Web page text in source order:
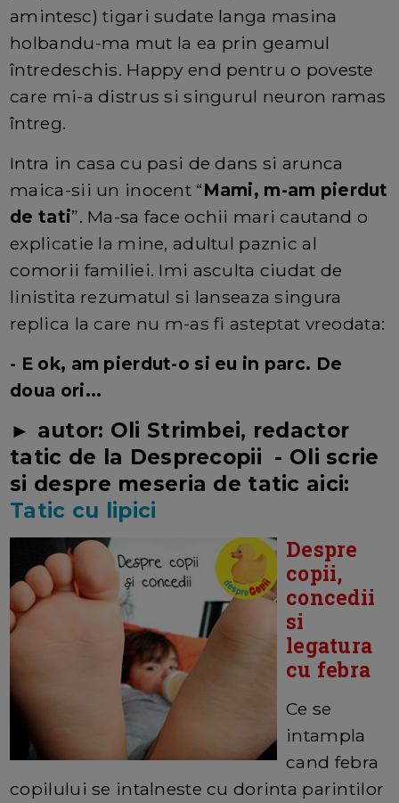
amintesc) tigari sudate langa masina
holbandu-ma mut la ea prin geamul
întredeschis. Happy end pentru o poveste
care mi-a distrus si singurul neuron ramas
întreg.
Intra in casa cu pasi de dans si arunca
maica-sii un inocent “Mami, m-am pierdut
de tati”. Ma-sa face ochii mari cautand o
explicatie la mine, adultul paznic al
comorii familiei. Imi asculta ciudat de
linistita rezumatul si lanseaza singura
replica la care nu m-as fi asteptat vreodata:
- E ok, am pierdut-o si eu in parc. De
doua ori...
► autor: Oli Strimbei, redactor
tatic de la Desprecopii - Oli scrie
si despre meseria de tatic aici:
Tatic cu lipici
Despre
copii,
concedii
si
legatura
cu febra
Ce se
intampla
cand febra
copilului se intalneste cu dorinta parintilor